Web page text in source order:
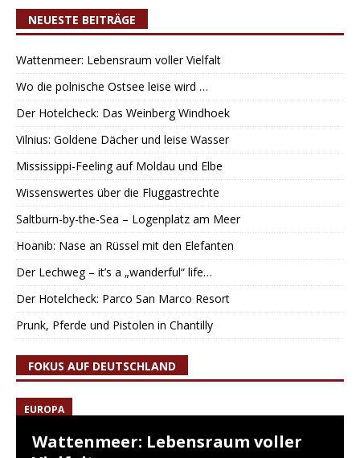
NEUESTE BEITRÄGE
Wattenmeer: Lebensraum voller Vielfalt
Wo die polnische Ostsee leise wird …
Der Hotelcheck: Das Weinberg Windhoek
Vilnius: Goldene Dächer und leise Wasser
Mississippi-Feeling auf Moldau und Elbe
Wissenswertes über die Fluggastrechte
Saltburn-by-the-Sea – Logenplatz am Meer
Hoanib: Nase an Rüssel mit den Elefanten
Der Lechweg – it’s a „wanderful“ life…
Der Hotelcheck: Parco San Marco Resort
Prunk, Pferde und Pistolen in Chantilly
FOKUS AUF DEUTSCHLAND
EUROPA
Wattenmeer: Lebensraum voller